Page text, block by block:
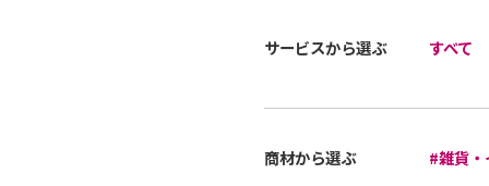
サービスから選ぶ すべて
商材から選ぶ
#雑貨